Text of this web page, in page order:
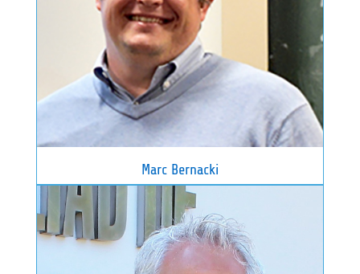
Marc Bernacki